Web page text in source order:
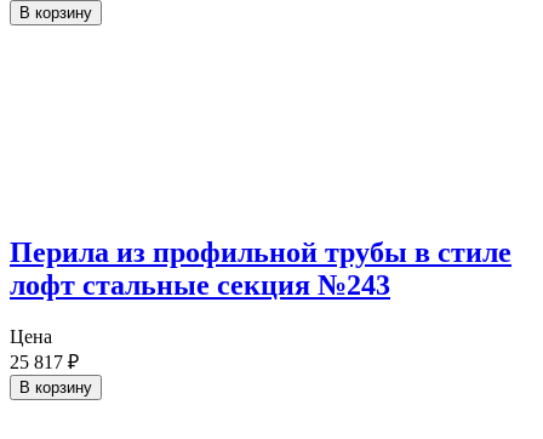
В корзину
Перила из профильной трубы в стиле
лофт стальные секция №243
Цена
25 817 ₽
В корзину